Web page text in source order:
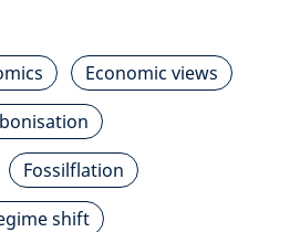
Economic views
Fossilflation
shift